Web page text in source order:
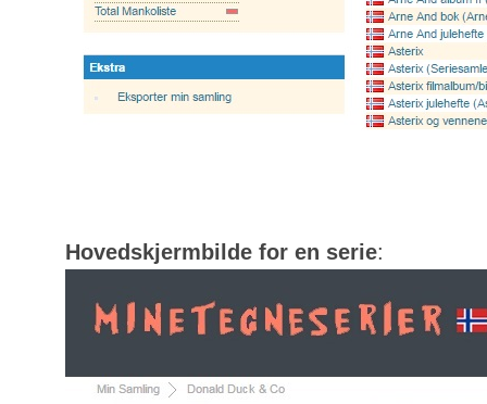
Hovedskjermbilde for en serie: